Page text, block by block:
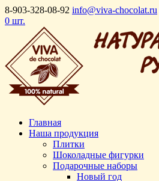
8-903-328-08-92 info@viva-chocolat.ru
0 шт.
Главная
Наша продукция
Плитки
Шоколадные фигурки
Подарочные наборы
Новый год